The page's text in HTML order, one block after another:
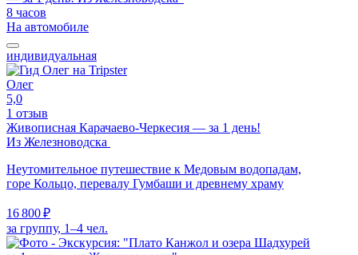
8 часов
На автомобиле
индивидуальная
Олег
5,0
1 отзыв
Живописная Карачаево-Черкесия — за 1 день!
Из Железноводска
Неутомительное путешествие к Медовым водопадам,
горе Кольцо, перевалу Гумбаши и древнему храму
16 800 ₽
за группу, 1–4 чел.